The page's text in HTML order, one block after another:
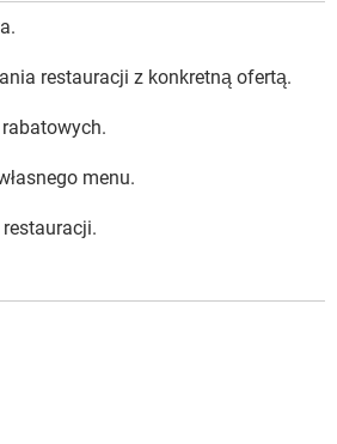
restauracji z konkretną ofertą.
menu.